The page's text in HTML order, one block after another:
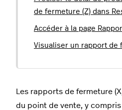
de fermeture (Z) dans
Accéder à la page
Visualiser un rapport de
Les rapports de fermeture
du point de vente, y